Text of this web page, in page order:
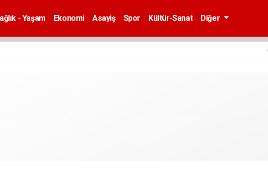
- Yaşam Ekonomi Asayiş Spor Kültür-Sanat Diğer